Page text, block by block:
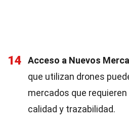
14 Acceso a Nuevos
que utilizan drones
mercados que
calidad y trazabilidad.